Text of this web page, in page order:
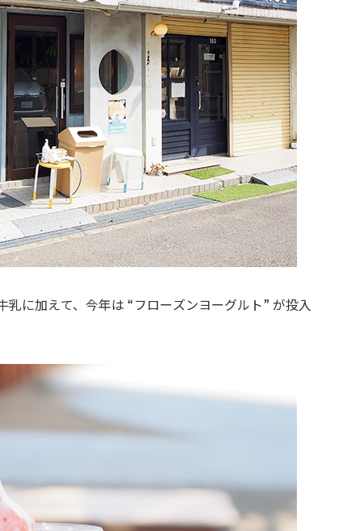
乳に加えて、今年は “フローズンヨーグルト” が投入